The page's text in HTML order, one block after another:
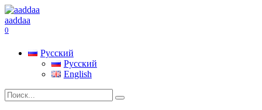
Перейти
к
содержанию
aaddaa
0
Русский
Русский
English
Search
for: